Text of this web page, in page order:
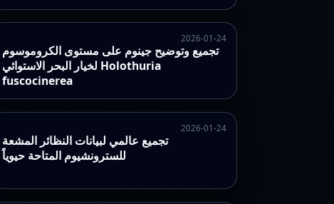
2026-01-24
تجميع وتوضيح جينوم على مستوى الكروموسوم
لخيار البحر الاستوائي Holothuria
fuscocinerea
2026-01-24
تجميع عالمي لبيانات النظائر المشعة
للسترونشيوم المتاحة حيوياً